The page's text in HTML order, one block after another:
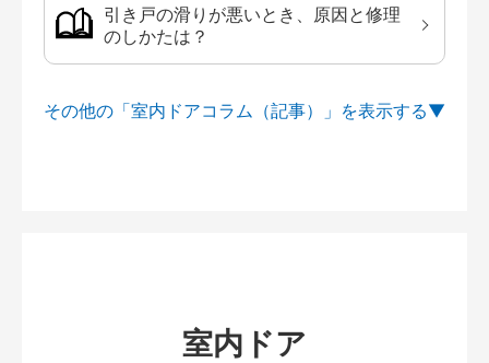
引き戸の滑りが悪いとき、原因と修理
のしかたは？
その他の「室内ドアコラム（記事）」を
室内ドア